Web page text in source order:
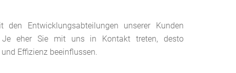
Entwicklungsabteilungen unserer Kunden
Je eher Sie mit uns in Kontakt treten, desto
Effizienz beeinflussen.